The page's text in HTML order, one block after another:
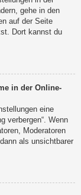
gehe in den
auf der Seite
Dort kannst du
in der Online-
eine
verbergen“. Wenn
Moderatoren
als unsichtbarer